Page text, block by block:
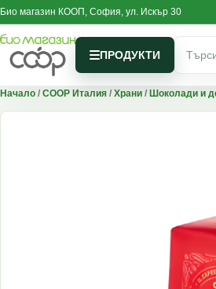
Skip to content
Био магазин КООП, София, ул. Искър 30
ПРОДУКТИ
Начало / COOP Италия /Храни / Шоколади и